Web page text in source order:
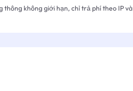
không giới hạn, chỉ trả phí theo IP và